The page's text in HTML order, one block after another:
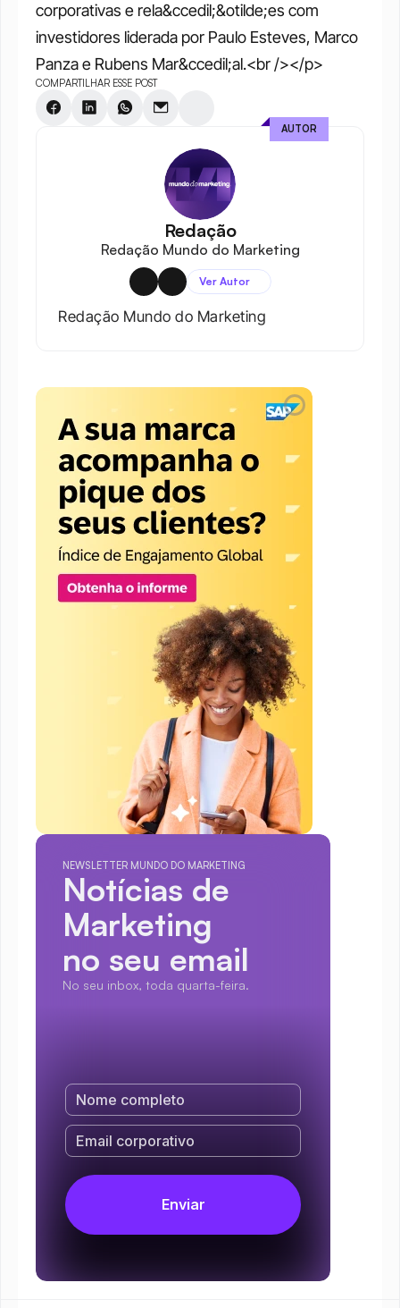
corporativas e rela&ccedil;&otilde;es com
investidores liderada por Paulo Esteves, Marco
Panza e Rubens Mar&ccedil;al.<br /></p>
COMPARTILHAR ESSE POST
Redação
Redação Mundo do Marketing
Ver Autor
Redação Mundo do Marketing
AUTOR
NEWSLETTER MUNDO DO MARKETING
Notícias de
Marketing
no seu email
No seu inbox, toda quarta-feira.